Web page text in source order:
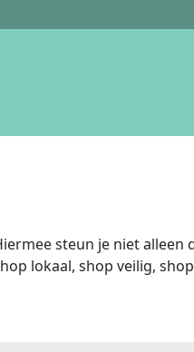
steun je niet alleen
lokaal, shop veilig,